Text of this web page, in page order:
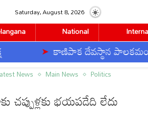
Saturday, August 8, 2026
National
కాణిపాక దేవస్థాన పాలకమండలి కీలక
లేదు
News Main News Politics
చప్పుళ్లకు భయపడేది లేదు